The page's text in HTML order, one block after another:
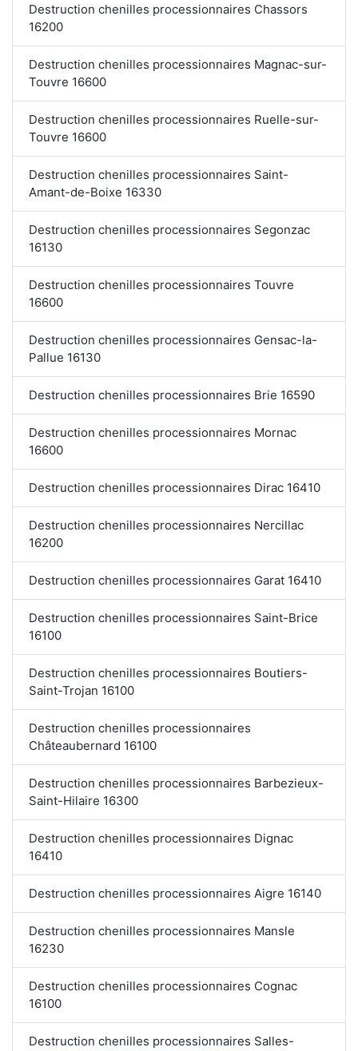
Destruction chenilles processionnaires Chassors
16200
Destruction chenilles processionnaires Magnac-sur-
Touvre 16600
Destruction chenilles processionnaires Ruelle-sur-
Touvre 16600
Destruction chenilles processionnaires Saint-
Amant-de-Boixe 16330
Destruction chenilles processionnaires Segonzac
16130
Destruction chenilles processionnaires Touvre
16600
Destruction chenilles processionnaires Gensac-la-
Pallue 16130
Destruction chenilles processionnaires Brie 16590
Destruction chenilles processionnaires Mornac
16600
Destruction chenilles processionnaires Dirac 16410
Destruction chenilles processionnaires Nercillac
16200
Destruction chenilles processionnaires Garat 16410
Destruction chenilles processionnaires Saint-Brice
16100
Destruction chenilles processionnaires Boutiers-
Saint-Trojan 16100
Destruction chenilles processionnaires
Châteaubernard 16100
Destruction chenilles processionnaires Barbezieux-
Saint-Hilaire 16300
Destruction chenilles processionnaires Dignac
16410
Destruction chenilles processionnaires Aigre 16140
Destruction chenilles processionnaires Mansle
16230
Destruction chenilles processionnaires Cognac
16100
Destruction chenilles processionnaires Salles-